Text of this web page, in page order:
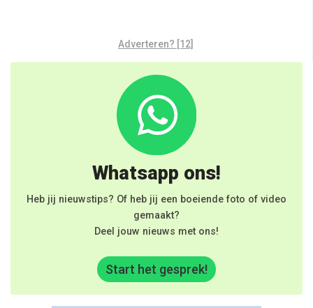
Adverteren? [12]
Whatsapp ons!
Heb jij nieuwstips? Of heb jij een boeiende foto of video
gemaakt?
Deel jouw nieuws met ons!
Start het gesprek!